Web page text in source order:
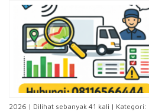
2026 | Dilihat sebanyak 41 kali | Kategori: